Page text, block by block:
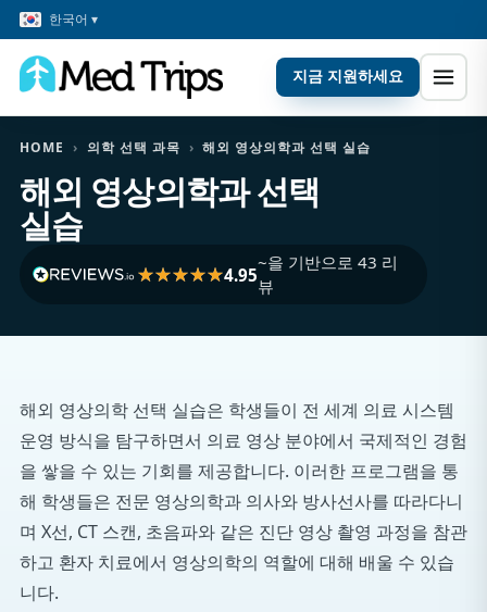
한국어 ▾
지금 지원하세요
HOME › 의학 선택 과목 › 해외 영상의학과 선택 실습
해외 영상의학과 선택
실습
4.95
~을 기반으로 43 리
뷰
해외 영상의학 선택 실습은 학생들이 전 세계 의료 시스템
운영 방식을 탐구하면서 의료 영상 분야에서 국제적인 경험
을 쌓을 수 있는 기회를 제공합니다. 이러한 프로그램을 통
해 학생들은 전문 영상의학과 의사와 방사선사를 따라다니
며 X선, CT 스캔, 초음파와 같은 진단 영상 촬영 과정을 참관
하고 환자 치료에서 영상의학의 역할에 대해 배울 수 있습
니다.